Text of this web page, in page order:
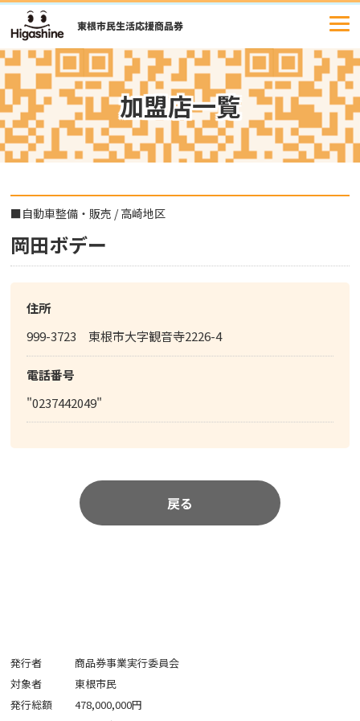
コ
ン
テ
ン
ツ
へ
ス
キ
ッ
加盟店一覧
■自動車整備・販売 /高崎地区
岡田ボデー
住所
999-3723 東根市大字観音寺2226-4
電話番号
"0237442049"
戻る
発行者
商品券事業実行委員会
対象者
東根市民
発行総額
478,000,000円